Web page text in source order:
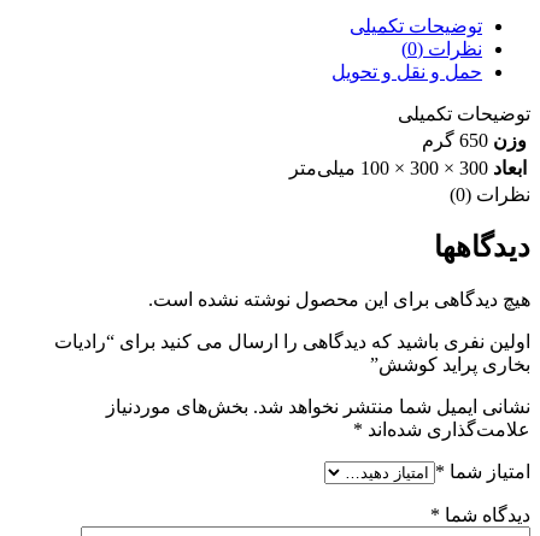
توضیحات تکمیلی
نظرات (0)
حمل و نقل و تحویل
توضیحات تکمیلی
وزن 650 گرم
ابعاد 300 × 300 × 100 میلی‌متر
نظرات (0)
دیدگاهها
هیچ دیدگاهی برای این محصول نوشته نشده است.
اولین نفری باشید که دیدگاهی را ارسال می کنید برای “رادیات
بخاری پراید کوشش”
نشانی ایمیل شما منتشر نخواهد شد. بخش‌های موردنیاز
علامت‌گذاری شده‌اند *
امتیاز شما *
دیدگاه شما *